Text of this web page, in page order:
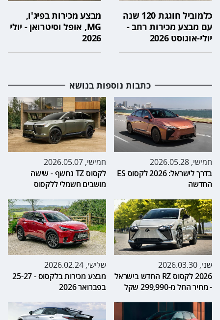
כלמוביל חוגגת 120 שנה
עם מבצע מכירות רחב -
יולי-אוגוסט 2026
מבצע מכירות בפיג'ו,
MG, אופל וסיטרואן - יולי
2026
כתבות נוספות בנושא
חמישי, 2026.05.28
בדרך לישראל: 2026 לקסוס ES
החדשה
חמישי, 2026.05.07
לקסוס TZ נחשף - שישה
מושבים חשמלי ללקסוס
שני, 2026.03.30
2026 לקסוס RZ החדש בישראל
- מחיר החל מ-299,990 שקל
שלישי, 2026.02.24
מבצע מכירות בלקסוס - 25-27
בפברואר 2026